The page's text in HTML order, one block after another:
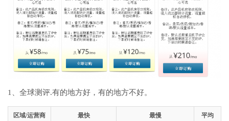
1、全球测评.有的地方好，有的地方不好。
区域/运营商 最快 最慢 平均